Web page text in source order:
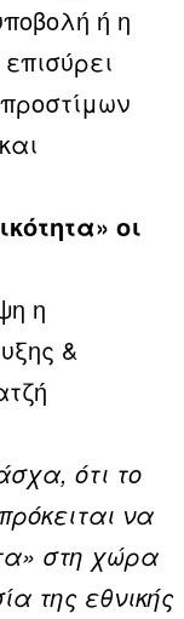
ή η
οι
η
&
ότι το
να
στη χώρα
της εθνικής